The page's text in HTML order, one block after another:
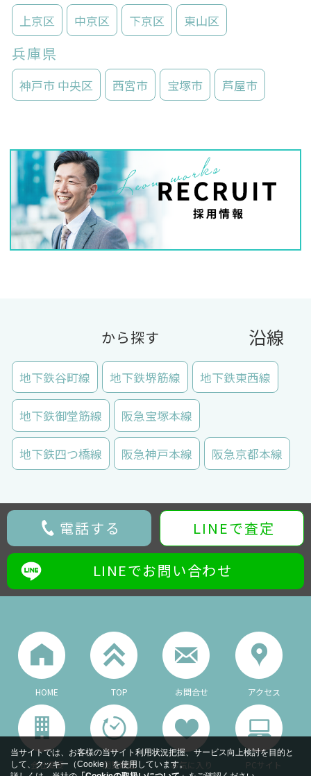
上京区 中京区 下京区 東山区
兵庫県
神戸市 中央区 西宮市 宝塚市 芦屋市
沿線
から探す
地下鉄谷町線 地下鉄堺筋線 地下鉄東西線
地下鉄御堂筋線 阪急宝塚本線
地下鉄四つ橋線 阪急神戸本線 阪急京都本線
電話する LINEで査定
LINEでお問い合わせ
HOME TOP お問合せ アクセス
会社概要 閲覧履歴 お気に入り PCサイト
当サイトでは、お客様の当サイト利用状況把握、サービス向上検討を目的と
して、クッキー（Cookie）を使用しています。